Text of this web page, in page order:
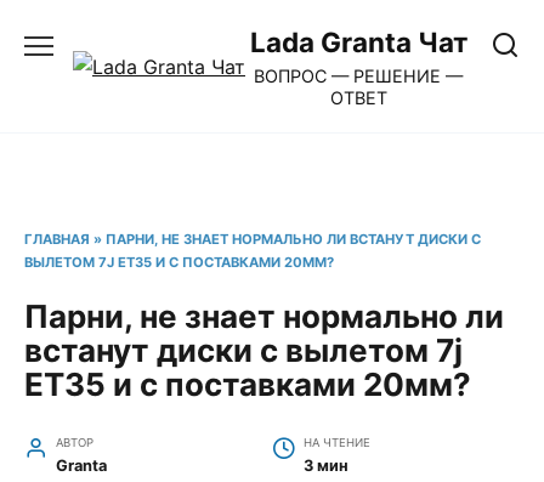
содержанию
Lada Granta Чат
ВОПРОС — РЕШЕНИЕ —
ОТВЕТ
ГЛАВНАЯ » ПАРНИ, НЕ ЗНАЕТ НОРМАЛЬНО ЛИ ВСТАНУТ ДИСКИ С
ВЫЛЕТОМ 7J ET35 И С ПОСТАВКАМИ 20ММ?
Парни, не знает нормально ли
встанут диски с вылетом 7j
ET35 и с поставками 20мм?
АВТОР
Granta
НА ЧТЕНИЕ
3 мин